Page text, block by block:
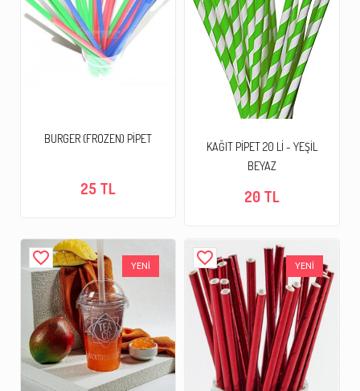
BURGER (FROZEN) PİPET
25 TL
KAĞIT PİPET 20 Lİ - YEŞİL
BEYAZ
20 TL
favorite_border YENİ favorite_border YENİ